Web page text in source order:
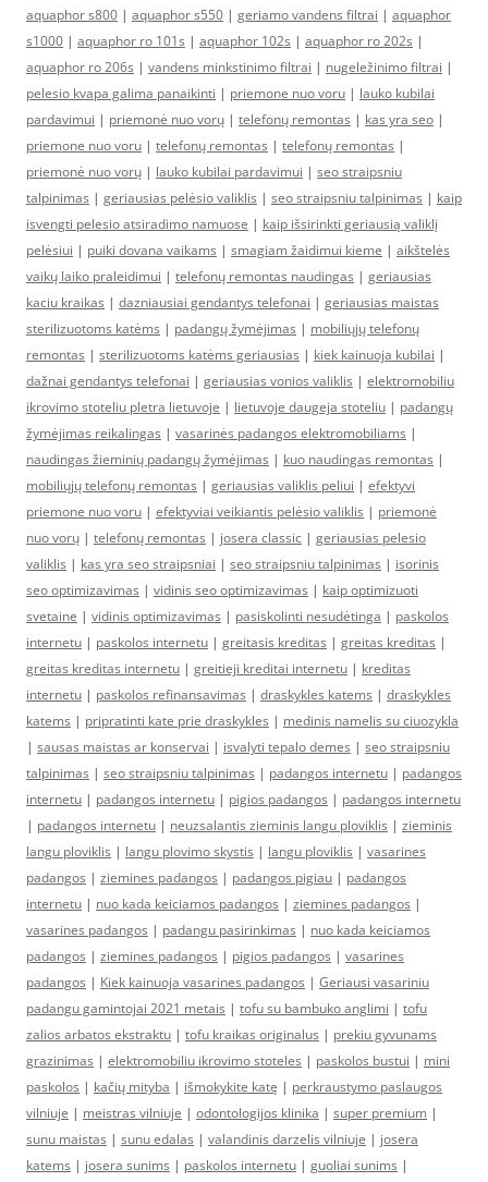
aquaphor s800 | aquaphor s550 | geriamo vandens filtrai | aquaphor
s1000 | aquaphor ro 101s | aquaphor 102s | aquaphor ro 202s |
aquaphor ro 206s | vandens minkstinimo filtrai | nugeležinimo filtrai |
pelesio kvapa galima panaikinti | priemone nuo voru | lauko kubilai
pardavimui | priemonė nuo vorų | telefonų remontas | kas yra seo |
priemone nuo voru | telefonų remontas | telefonų remontas |
priemonė nuo vorų | lauko kubilai pardavimui | seo straipsniu
talpinimas | geriausias pelėsio valiklis | seo straipsniu talpinimas | kaip
isvengti pelesio atsiradimo namuose | kaip išsirinkti geriausią valiklį
pelėsiui | puiki dovana vaikams | smagiam žaidimui kieme | aikštelės
vaikų laiko praleidimui | telefonų remontas naudingas | geriausias
kaciu kraikas | dazniausiai gendantys telefonai | geriausias maistas
sterilizuotoms katėms | padangų žymėjimas | mobiliųjų telefonų
remontas | sterilizuotoms katėms geriausias | kiek kainuoja kubilai |
dažnai gendantys telefonai | geriausias vonios valiklis | elektromobiliu
ikrovimo stoteliu pletra lietuvoje | lietuvoje daugeja stoteliu | padangų
žymėjimas reikalingas | vasarinės padangos elektromobiliams |
naudingas žieminių padangų žymėjimas | kuo naudingas remontas |
mobiliųjų telefonų remontas | geriausias valiklis peliui | efektyvi
priemone nuo voru | efektyviai veikiantis pelėsio valiklis | priemonė
nuo vorų | telefonų remontas | josera classic | geriausias pelesio
valiklis | kas yra seo straipsniai | seo straipsniu talpinimas | isorinis
seo optimizavimas | vidinis seo optimizavimas | kaip optimizuoti
svetaine | vidinis optimizavimas | pasiskolinti nesudėtinga | paskolos
internetu | paskolos internetu | greitasis kreditas | greitas kreditas |
greitas kreditas internetu | greitieji kreditai internetu | kreditas
internetu | paskolos refinansavimas | draskykles katems | draskykles
katems | pripratinti kate prie draskykles | medinis namelis su ciuozykla
| sausas maistas ar konservai | isvalyti tepalo demes | seo straipsniu
talpinimas | seo straipsniu talpinimas | padangos internetu | padangos
internetu | padangos internetu | pigios padangos | padangos internetu
| padangos internetu | neuzsalantis zieminis langu ploviklis | zieminis
langu ploviklis | langu plovimo skystis | langu ploviklis | vasarines
padangos | ziemines padangos | padangos pigiau | padangos
internetu | nuo kada keiciamos padangos | ziemines padangos |
vasarines padangos | padangu pasirinkimas | nuo kada keiciamos
padangos | ziemines padangos | pigios padangos | vasarines
padangos | Kiek kainuoja vasarines padangos | Geriausi vasariniu
padangu gamintojai 2021 metais | tofu su bambuko anglimi | tofu
zalios arbatos ekstraktu | tofu kraikas originalus | prekiu gyvunams
grazinimas | elektromobiliu ikrovimo stoteles | paskolos bustui | mini
paskolos | kačių mityba | išmokykite katę | perkraustymo paslaugos
vilniuje | meistras vilniuje | odontologijos klinika | super premium |
sunu maistas | sunu edalas | valandinis darzelis vilniuje | josera
katems | josera sunims | paskolos internetu | guoliai sunims |